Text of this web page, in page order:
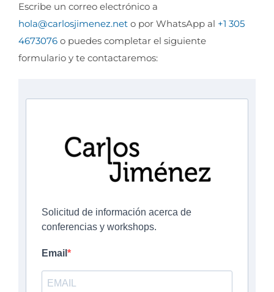
Escribe un correo electrónico a
hola@carlosjimenez.neto por WhatsApp al +1 305
4673076 o puedes completar el siguiente
formulario y te contactaremos:
Solicitud de información acerca de
conferencias y workshops.
Email